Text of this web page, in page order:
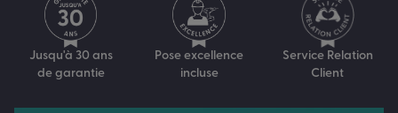
Jusqu'à 30 ans
de garantie
Pose excellence
incluse
Service Relation
Client